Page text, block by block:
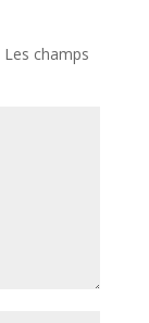
Les champs